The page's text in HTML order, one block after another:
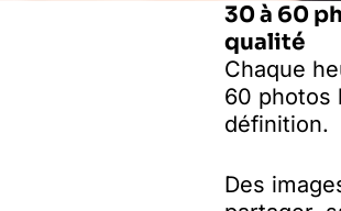
30 à 60
qualité
Chaque
60 photos
définition.
Des